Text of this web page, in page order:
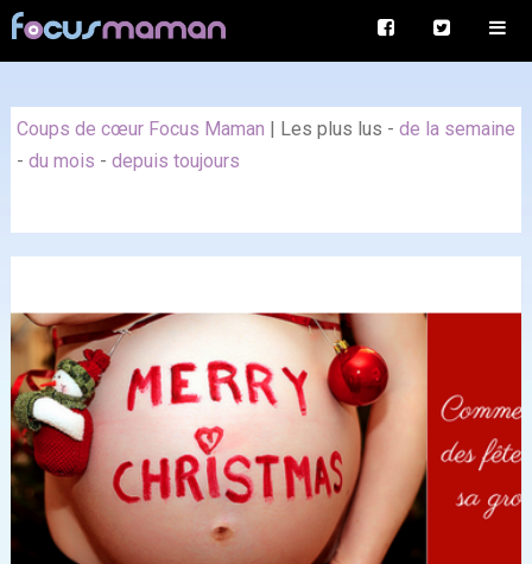
Coups de cœur Focus Maman | Les plus lus - de la semaine
- du mois - depuis toujours